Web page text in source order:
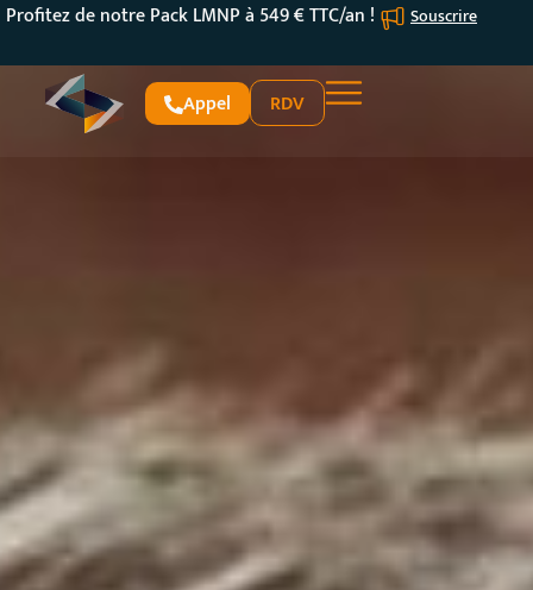
Profitez de notre Pack LMNP à 549 € TTC/an ! Souscrire
Appel RDV